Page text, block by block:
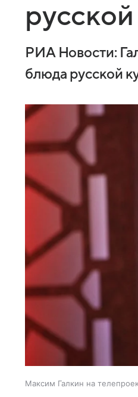
РИА Новости:
блюда русской
Максим Галкин на